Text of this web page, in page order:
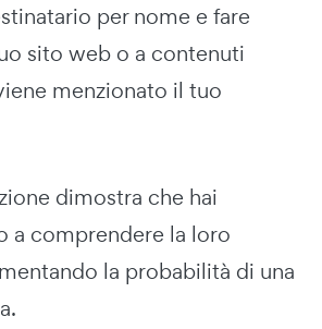
per nome e fare
sito web o a contenuti
menzionato il tuo
dimostra che hai
a comprendere la loro
la probabilità di una